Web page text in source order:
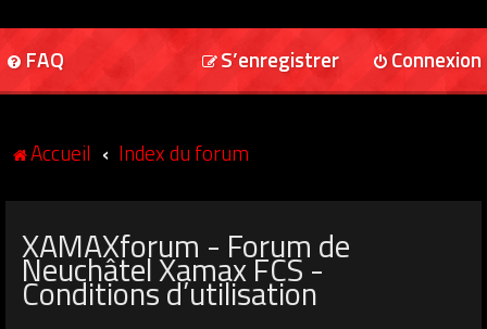
FAQ Connexion
S’enregistrer
Accueil Index du forum
XAMAXforum - Forum de
Neuchâtel Xamax FCS -
Conditions d’utilisation